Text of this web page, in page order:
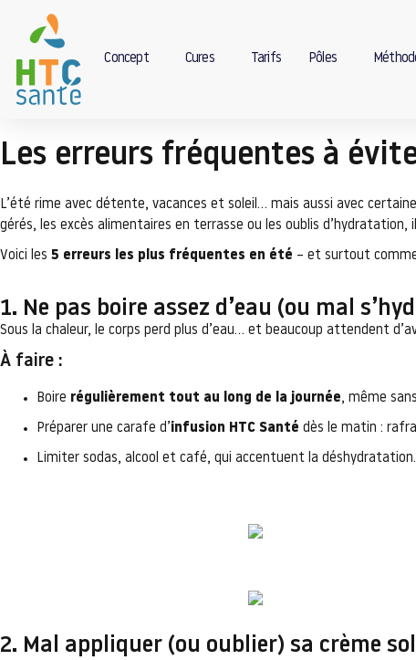
Concept Cures Tarifs Pôles
Les erreurs fréquentes à
L’été rime avec détente, vacances et soleil… mais aussi avec
gérés, les excès alimentaires en terrasse ou les oublis
Voici les 5 erreurs les plus fréquentes en été – et surtout
1. Ne pas boire assez d’eau (ou mal
Sous la chaleur, le corps perd plus d’eau… et beaucoup attendent
À faire :
Boire régulièrement tout au long de la journée, même
Préparer une carafe d’ infusion HTC Santé dès le matin :
Limiter sodas, alcool et café, qui accentuent la déshydratation.
2. Mal appliquer (ou oublier) sa crème